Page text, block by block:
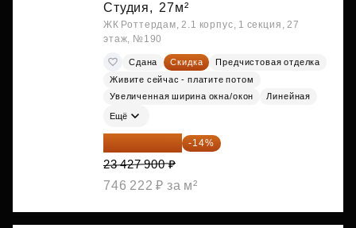
Студия, 27м²
ЖК Роттердам, 2.1 корпус, 1 секция, 27
этаж, №190
Сдана Скидка
Предчистовая отделка
Живите сейчас - платите потом
Увеличенная ширина окна/окон
Линейная
Ещё
20 147 994 ₽ -14%
23 427 900 ₽
746 222 ₽ за м²